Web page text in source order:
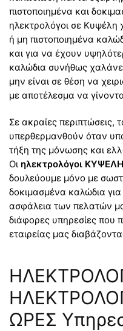
πιστοποιημένα και
ηλεκτρολόγοι σε Κυψέλη
ή μη πιστοποιημένα
και για να έχουν
καλώδια συνήθως χαλάνε
μην είναι σε θέση να
με αποτέλεσμα να
Σε ακραίες περιπτώσεις,
υπερθερμανθούν όταν
τήξη της μόνωσης και
Οι ηλεκτρολόγοι ΚΥΨΕΛΗ
δουλεύουμε μόνο με
δοκιμασμένα καλώδια
ασφάλεια των πελατών
διάφορες υπηρεσίες που
εταιρείας μας
ΩΡΕΣ